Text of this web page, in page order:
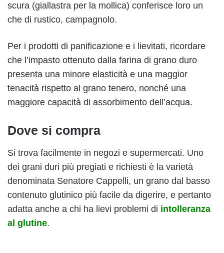
scura (giallastra per la mollica) conferisce loro un
che di rustico, campagnolo.
Per i prodotti di panificazione e i lievitati, ricordare
che l’impasto ottenuto dalla farina di grano duro
presenta una minore elasticità e una maggior
tenacità rispetto al grano tenero, nonché una
maggiore capacità di assorbimento dell’acqua.
Dove si compra
Si trova facilmente in negozi e supermercati. Uno
dei grani duri più pregiati e richiesti è la varietà
denominata Senatore Cappelli, un grano dal basso
contenuto glutinico più facile da digerire, e pertanto
adatta anche a chi ha lievi problemi di intolleranza
al glutine.